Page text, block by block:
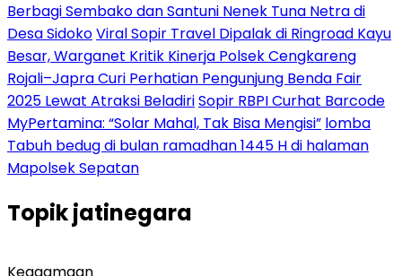
Berbagi Sembako dan Santuni Nenek Tuna Netra di
Desa SidokoViral Sopir Travel Dipalak di Ringroad Kayu
Besar, Warganet Kritik Kinerja Polsek Cengkareng
Rojali–Japra Curi Perhatian Pengunjung Benda Fair
2025 Lewat Atraksi BeladiriSopir RBPI Curhat Barcode
MyPertamina: “Solar Mahal, Tak Bisa Mengisi” lomba
Tabuh bedug di bulan ramadhan 1445 H di halaman
Mapolsek Sepatan
Topikjatinegara
Keagamaan